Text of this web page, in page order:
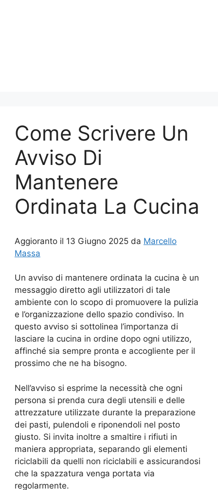
Come Scrivere Un
Avviso Di
Mantenere
Ordinata La Cucina
Aggioranto il 13 Giugno 2025 da Marcello
Massa
Un avviso di mantenere ordinata la cucina è un
messaggio diretto agli utilizzatori di tale
ambiente con lo scopo di promuovere la pulizia
e l’organizzazione dello spazio condiviso. In
questo avviso si sottolinea l’importanza di
lasciare la cucina in ordine dopo ogni utilizzo,
affinché sia sempre pronta e accogliente per il
prossimo che ne ha bisogno.
Nell’avviso si esprime la necessità che ogni
persona si prenda cura degli utensili e delle
attrezzature utilizzate durante la preparazione
dei pasti, pulendoli e riponendoli nel posto
giusto. Si invita inoltre a smaltire i rifiuti in
maniera appropriata, separando gli elementi
riciclabili da quelli non riciclabili e assicurandosi
che la spazzatura venga portata via
regolarmente.